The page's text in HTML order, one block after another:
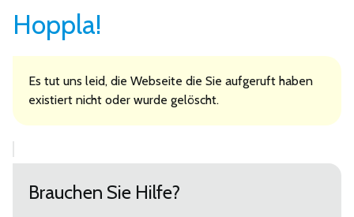
Hoppla!
Es tut uns leid, die Webseite die Sie aufgeruft haben
existiert nicht oder wurde gelöscht.
Brauchen Sie Hilfe?